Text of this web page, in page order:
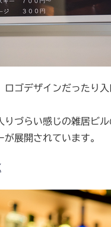
ロゴデザインだったり
りづらい感じの雑居ビ
展開されています。